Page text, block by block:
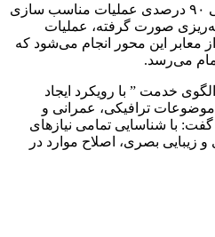
وی با اشاره به پیشرفت فیزیکی ۹۰ درصدی عملیات مناسب سازی
صورت گرفته، عملیات
متر مربع از معابر این محور انجام می‌شود که
می‌رسد.
خدمت ” با رویکرد ایجاد
ترافیکی، عمرانی و
با شناسایی تمامی نیازهای
زیبایی بصری، اصلاح موارد در